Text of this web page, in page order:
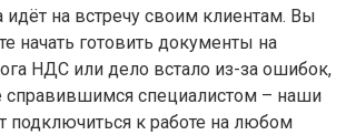
идёт на встречу своим клиентам. Вы
начать готовить документы на
НДС или дело встало из-за ошибок,
специалистом – наши
подключиться к работе на любом